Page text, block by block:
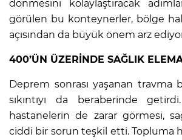
dönmesini kolaylaştıracak
görülen bu konteynerler, bölge
açısından da büyük önem arz
400’ÜN ÜZERİNDE SAĞLIK
Deprem sonrası yaşanan travma
sıkıntıyı da beraberinde
hastanelerin de zarar görmesi,
ciddi bir sorun teşkil etti. Topluma